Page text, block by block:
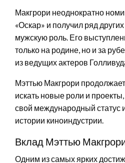
Макгрори неоднократно
«Оскар» и получил ряд
мужскую роль. Его
только на родине, но и за
из ведущих актеров
Мэттью Макгрори
искать новые роли и
свой международный статус
истории киноиндустрии.
Вклад Мэттью
Одним из самых ярких